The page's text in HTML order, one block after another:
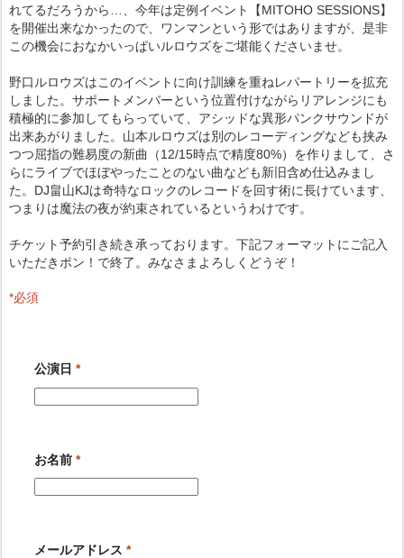
れてるだろうから…、今年は定例イベント【MITOHO SESSIONS】
を開催出来なかったので、ワンマンという形ではありますが、是非
この機会におなかいっぱいルロウズをご堪能くださいませ。
野口ルロウズはこのイベントに向け訓練を重ねレパートリーを拡充
しました。サポートメンバーという位置付けながらリアレンジにも
積極的に参加してもらっていて、アシッドな異形パンクサウンドが
出来あがりました。山本ルロウズは別のレコーディングなども挟み
つつ屈指の難易度の新曲（12/15時点で精度80%）を作りまして、さ
らにライブでほぼやったことのない曲なども新旧含め仕込みまし
た。DJ畠山KJは奇特なロックのレコードを回す術に長けています、
つまりは魔法の夜が約束されているというわけです。
チケット予約引き続き承っております。下記フォーマットにご記入
いただきポン！で終了。みなさまよろしくどうぞ！
*必須
公演日 *
お名前 *
メールアドレス *